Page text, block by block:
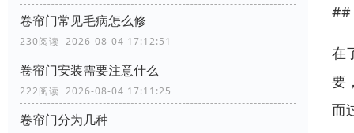
卷帘门常见毛病怎么修
230阅读 2026-08-04 17:12:51
卷帘门安装需要注意什么
222阅读 2026-08-04 17:11:25
卷帘门分为几种
##
在
要
而